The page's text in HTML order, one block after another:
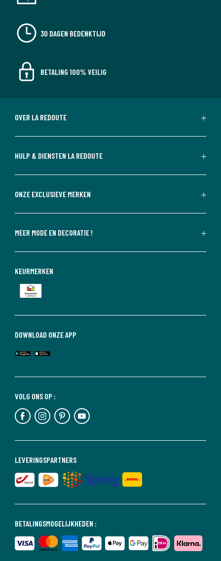
30 DAGEN BEDENKTIJD
BETALING 100% VEILIG
OVER LA REDOUTE
HULP & DIENSTEN LA REDOUTE
ONZE EXCLUSIEVE MERKEN
MEER MODE EN DECORATIE !
BETALINGSMOGELIJKHEDEN :
LEVERINGSPARTNERS
VOLG ONS OP :
DOWNLOAD ONZE APP
KEURMERKEN